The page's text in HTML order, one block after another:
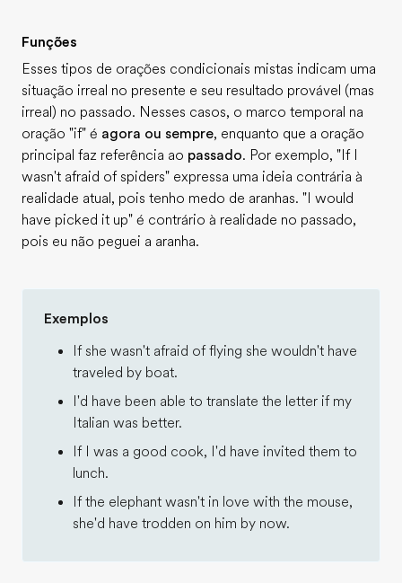
Funções
Esses tipos de orações condicionais mistas indicam uma
situação irreal no presente e seu resultado provável (mas
irreal) no passado. Nesses casos, o marco temporal na
oração "if" é agora ou sempre, enquanto que a oração
principal faz referência ao passado. Por exemplo, "If I
wasn't afraid of spiders" expressa uma ideia contrária à
realidade atual, pois tenho medo de aranhas. "I would
have picked it up" é contrário à realidade no passado,
pois eu não peguei a aranha.
Exemplos
If she wasn't afraid of flying she wouldn't have
traveled by boat.
I'd have been able to translate the letter if my
Italian was better.
If I was a good cook, I'd have invited them to
lunch.
If the elephant wasn't in love with the mouse,
she'd have trodden on him by now.